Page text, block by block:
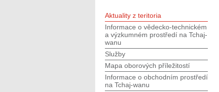
Aktuality z teritoria
Informace o vědecko-technickém
a výzkumném prostředí na Tchaj-
wanu
Služby
Mapa oborových příležitostí
Informace o obchodním prostředí
na Tchaj-wanu